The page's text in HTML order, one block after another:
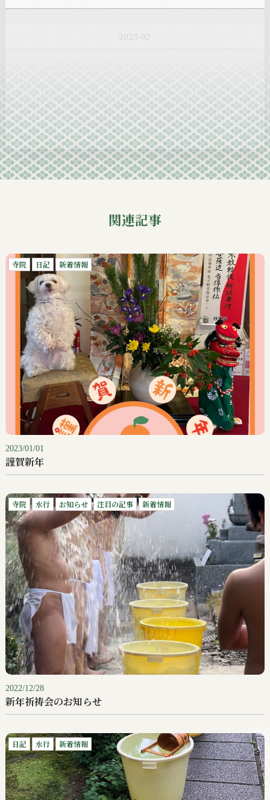
2025-02
2025-01
2024-11
2024-10
2024-09
関連記事
寺院 日記 新着情報
2023/01/01
謹賀新年
寺院 水行 お知らせ 注目の記事 新着情報
2022/12/28
新年祈祷会のお知らせ
日記 水行 新着情報